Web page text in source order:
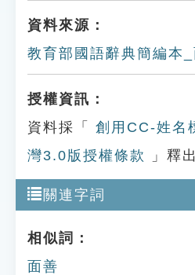
資料來源：
教育部國語辭典簡編本_
授權資訊：
資料採「
創用CC-姓名
灣3.0版授權條款
」釋出
關連字詞
相似詞：
面善